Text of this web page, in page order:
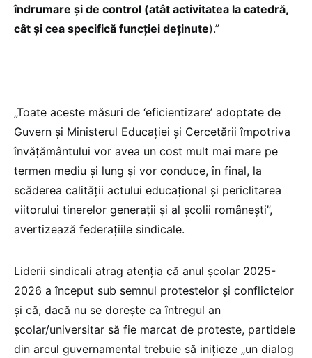
îndrumare și de control (atât activitatea la catedră,
cât și cea specifică funcției deținute).”
„Toate aceste măsuri de ‘eficientizare’ adoptate de
Guvern și Ministerul Educației și Cercetării împotriva
învățământului vor avea un cost mult mai mare pe
termen mediu și lung și vor conduce, în final, la
scăderea calității actului educațional și periclitarea
viitorului tinerelor generații și al școlii românești”,
avertizează federațiile sindicale.
Liderii sindicali atrag atenția că anul școlar 2025-
2026 a început sub semnul protestelor și conflictelor
și că, dacă nu se dorește ca întregul an
școlar/universitar să fie marcat de proteste, partidele
din arcul guvernamental trebuie să inițieze „un dialog